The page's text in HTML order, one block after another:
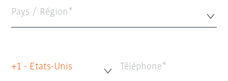
Pays / Région*
+1 - Etats-Unis Téléphone